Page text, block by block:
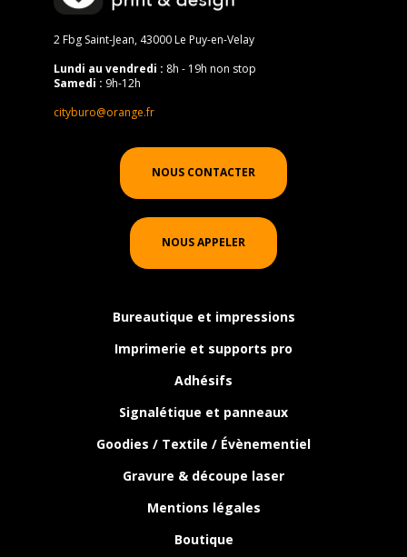
2 Fbg Saint-Jean, 43000 Le Puy-en-Velay
Lundi au vendredi : 8h - 19h non stop
Samedi : 9h-12h
cityburo@orange.fr
NOUS CONTACTER
NOUS APPELER
Bureautique et impressions
Imprimerie et supports pro
Adhésifs
Signalétique et panneaux
Goodies / Textile / Évènementiel
Gravure & découpe laser
Mentions légales
Boutique